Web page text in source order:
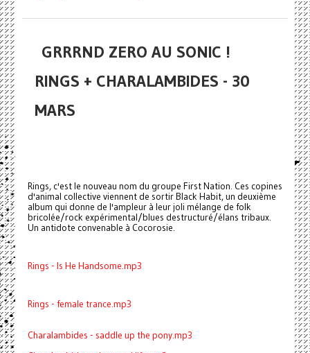
GRRRND ZERO AU SONIC !
RINGS + CHARALAMBIDES - 30
MARS
Rings, c'est le nouveau nom du groupe First Nation. Ces copines
d'animal collective viennent de sortir Black Habit, un deuxième
album qui donne de l'ampleur à leur joli mélange de folk
bricolée/rock expérimental/blues destructuré/élans tribaux.
Un antidote convenable à Cocorosie.
Rings - Is He Handsome.mp3
Rings - female trance.mp3
Charalambides - saddle up the pony.mp3